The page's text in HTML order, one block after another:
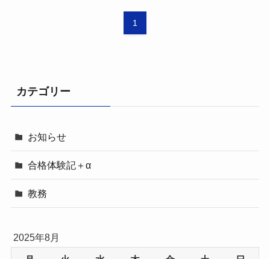
1
カテゴリー
お知らせ
合格体験記＋α
教務
2025年8月